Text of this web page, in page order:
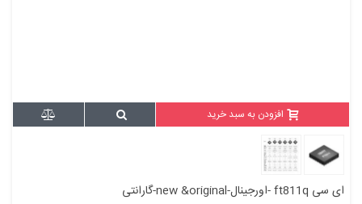
افزودن به سبد خرید
ای سی ft811q -اورجینال-new &original-گارانتی